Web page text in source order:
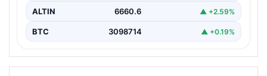
ALTIN 6660.6 ▲ +2.59%
BTC 3098714 ▲ +0.19%